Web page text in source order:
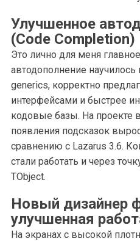
Улучшенное
(Code Completion)
Это лично для меня
автодополнение
generics, корректно
интерфейсами и быстрее
кодовые базы. На проекте
появления подсказок
сравнению с Lazarus 3.6.
стали работать и через
TObject.
Новый дизайнер
улучшенная
На экранах с высокой